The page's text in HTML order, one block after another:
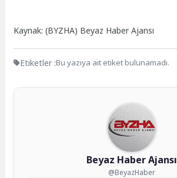
Kaynak: (BYZHA) Beyaz Haber Ajansı
Etiketler :Bu yazıya ait etiket bulunamadı.
Beyaz Haber Ajansı
@BeyazHaber